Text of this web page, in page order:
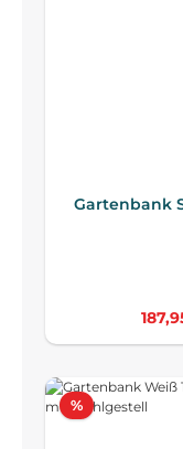
Gartenbank
%Rabatt